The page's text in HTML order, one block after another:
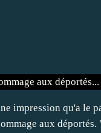
impression qu'a le
aux